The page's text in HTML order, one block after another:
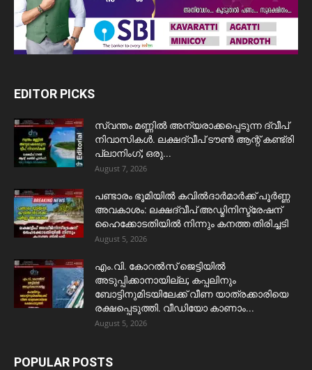
EDITOR PICKS
സ്വന്തം മണ്ണിൽ അന്യരാക്കപ്പെടുന്ന ദ്വീപ്
നിവാസികൾ. ലക്ഷദ്വീപ് ടൗൺ ആന്റ് കണ്ട്രി
പ്ലാനിംഗ്; ഒരു...
August 7, 2026
പണ്ടാരം ഭൂമിയിൽ കവിൽദാർമാർക്ക് പൂർണ്ണ
അവകാശം: ലക്ഷദ്വീപ് അഡ്മിനിസ്ട്രേഷന്
ഹൈക്കോടതിയിൽ നിന്നും കനത്ത തിരിച്ചടി
August 5, 2026
​എം.വി. കോറൽസ് ജെട്ടിയിൽ
അടുപ്പിക്കാനായില്ല; കപ്പലിനും
ബോട്ടിനുമിടയിലേക്ക് വീണ യാത്രക്കാരിയെ
രക്ഷപ്പെടുത്തി. വീഡിയോ കാണാം...
August 5, 2026
POPULAR POSTS